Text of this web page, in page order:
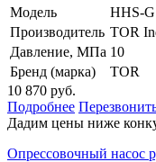
Модель
HHS-G
Производитель TOR
Давление, МПа 10
Бренд (марка)
TOR
10 870 руб.
Подробнее
Дадим цены ниже
Опрессовочный насос